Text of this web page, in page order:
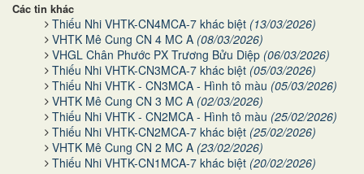
Các tin khác
Thiếu Nhi VHTK-CN4MCA-7 khác biệt (13/03/2026)
VHTK Mê Cung CN 4 MC A (08/03/2026)
VHGL Chân Phước PX Trương Bửu Diệp (06/03/2026)
Thiếu Nhi VHTK-CN3MCA-7 khác biệt (05/03/2026)
Thiếu Nhi VHTK - CN3MCA - Hình tô màu (05/03/2026)
VHTK Mê Cung CN 3 MC A (02/03/2026)
Thiếu Nhi VHTK - CN2MCA - Hình tô màu (25/02/2026)
Thiếu Nhi VHTK-CN2MCA-7 khác biệt (25/02/2026)
VHTK Mê Cung CN 2 MC A (23/02/2026)
Thiếu Nhi VHTK-CN1MCA-7 khác biệt (20/02/2026)